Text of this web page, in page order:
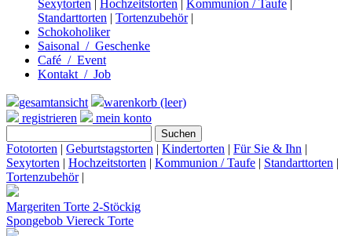
Sexytorten | Hochzeitstorten | Kommunion / Taufe |
Standarttorten | Tortenzubehör|
Schokoholiker
Saisonal / Geschenke
Café / Event
Kontakt / Job
gesamtansicht
warenkorb (leer)
registrieren
mein konto
Fototorten | Geburtstagstorten | Kindertorten | Für Sie & Ihn |
Sexytorten | Hochzeitstorten | Kommunion / Taufe | Standarttorten |
Tortenzubehör|
Margeriten Torte 2-Stöckig
Spongebob Viereck Torte